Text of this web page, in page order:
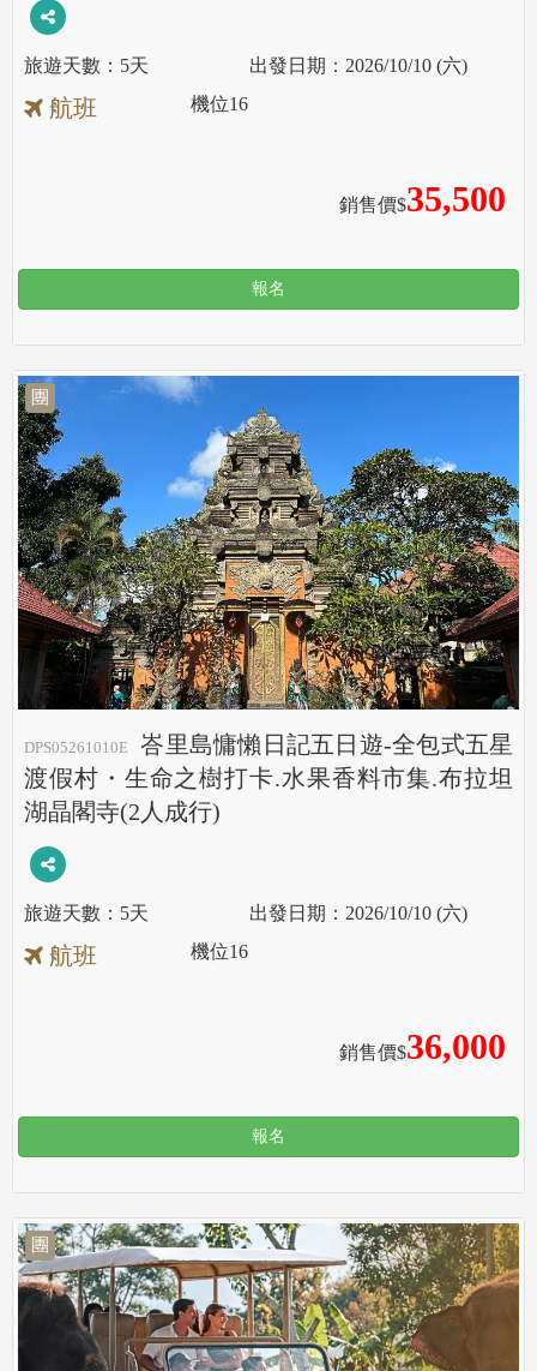
5天 2026/10/10 (六)
航班
銷售價$35,500
機位16
報名
團
DPS05261010E
峇里島慵懶日記五日遊-全包式五星
渡假村・生命之樹打卡.水果香料市集.布拉坦
湖晶閣寺(2人成行)
5天 2026/10/10 (六)
航班
銷售價$36,000
機位16
報名
團